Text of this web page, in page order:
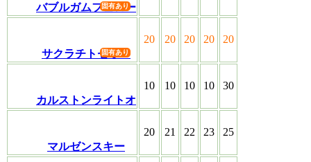
バブルガムフェロー
サクラチトセオー
20 20 20 20 20
カルストンライトオ
10 10 10 10 30
マルゼンスキー
20 21 22 23 25